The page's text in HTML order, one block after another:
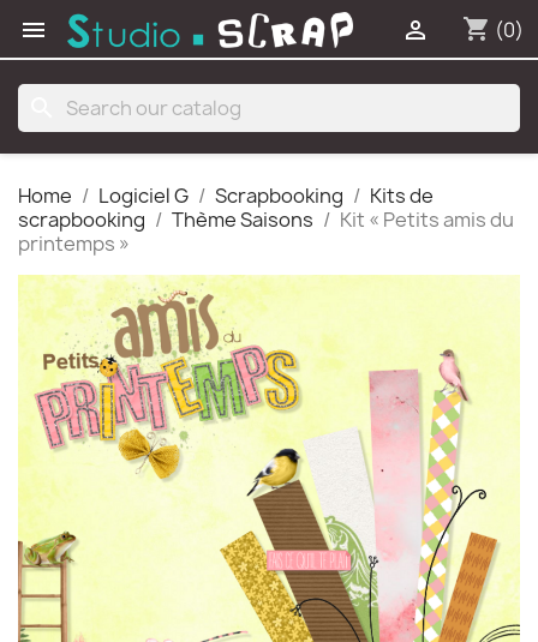
 shopping_cart (0)

Home Logiciel G Scrapbooking
Kits de
scrapbooking
Thème Saisons
Kit « Petits amis du
printemps »